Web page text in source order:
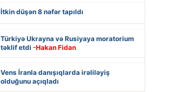
İtkin düşən 8 nəfər tapıldı
Türkiyə Ukrayna və Rusiyaya moratorium
təklif etdi -Hakan Fidan
Vens İranla danışıqlarda irəliləyiş
olduğunu açıqladı